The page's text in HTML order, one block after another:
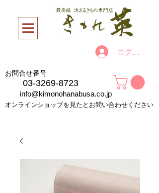
ログイン
お問合せ番号
03-3269-8723
info@kimonohanabusa.co.jp
オンラインショップを見たとお問い合わせください